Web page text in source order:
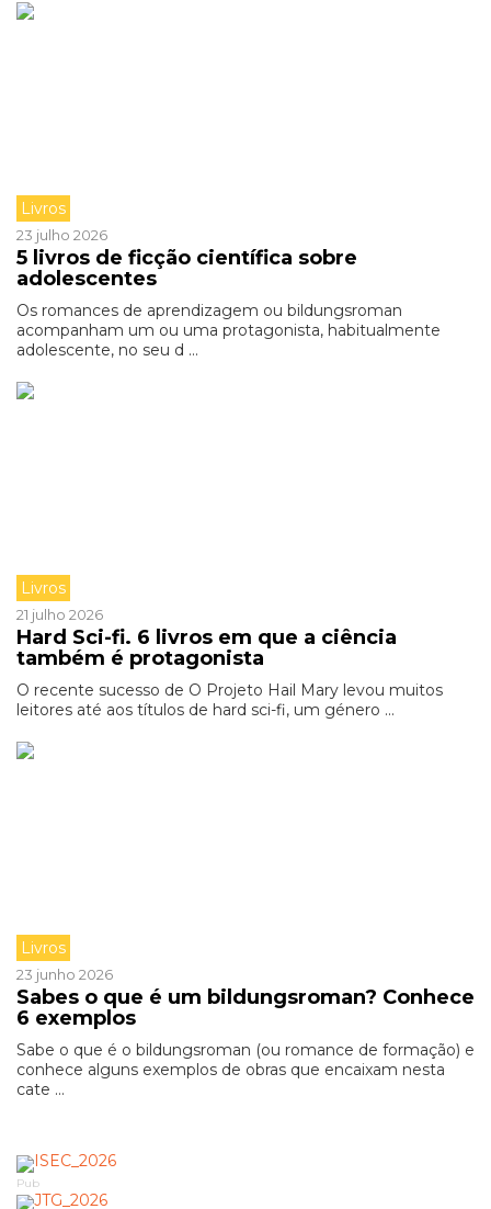
Livros
23 julho 2026
5 livros de ficção científica sobre
adolescentes
Os romances de aprendizagem ou bildungsroman
acompanham um ou uma protagonista, habitualmente
adolescente, no seu d ...
Livros
21 julho 2026
Hard Sci-fi. 6 livros em que a ciência
também é protagonista
O recente sucesso de O Projeto Hail Mary levou muitos
leitores até aos títulos de hard sci-fi, um género ...
Livros
23 junho 2026
Sabes o que é um bildungsroman? Conhece
6 exemplos
Sabe o que é o bildungsroman (ou romance de formação) e
conhece alguns exemplos de obras que encaixam nesta
cate ...
Pub